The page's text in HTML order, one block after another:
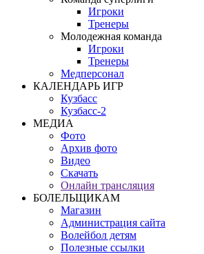
Игроки
Тренеры
Молодежная команда
Игроки
Тренеры
Медперсонал
КАЛЕНДАРЬ ИГР
Кузбасс
Кузбасс-2
МЕДИА
Фото
Архив фото
Видео
Скачать
Онлайн трансляция
БОЛЕЛЬЩИКАМ
Магазин
Администрация сайта
Волейбол детям
Полезные ссылки